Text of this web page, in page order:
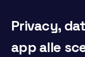
Privacy,
app alle